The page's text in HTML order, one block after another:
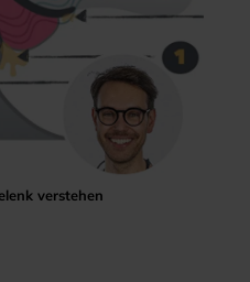
verstehen